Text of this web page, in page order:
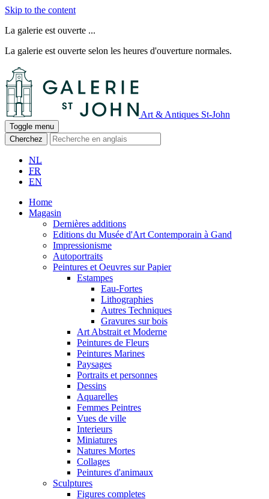
Skip to the content
La galerie est ouverte ...
La galerie est ouverte selon les heures d'ouverture normales.
Art & Antiques St-John
Toggle menu
Cherchez
NL
FR
EN
Home
Magasin
Dernières additions
Editions du Musée d'Art Contemporain à Gand
Impressionisme
Autoportraits
Peintures et Oeuvres sur Papier
Estampes
Eau-Fortes
Lithographies
Autres Techniques
Gravures sur bois
Art Abstrait et Moderne
Peintures de Fleurs
Peintures Marines
Paysages
Portraits et personnes
Dessins
Aquarelles
Femmes Peintres
Vues de ville
Interieurs
Miniatures
Natures Mortes
Collages
Peintures d'animaux
Sculptures
Figures completes